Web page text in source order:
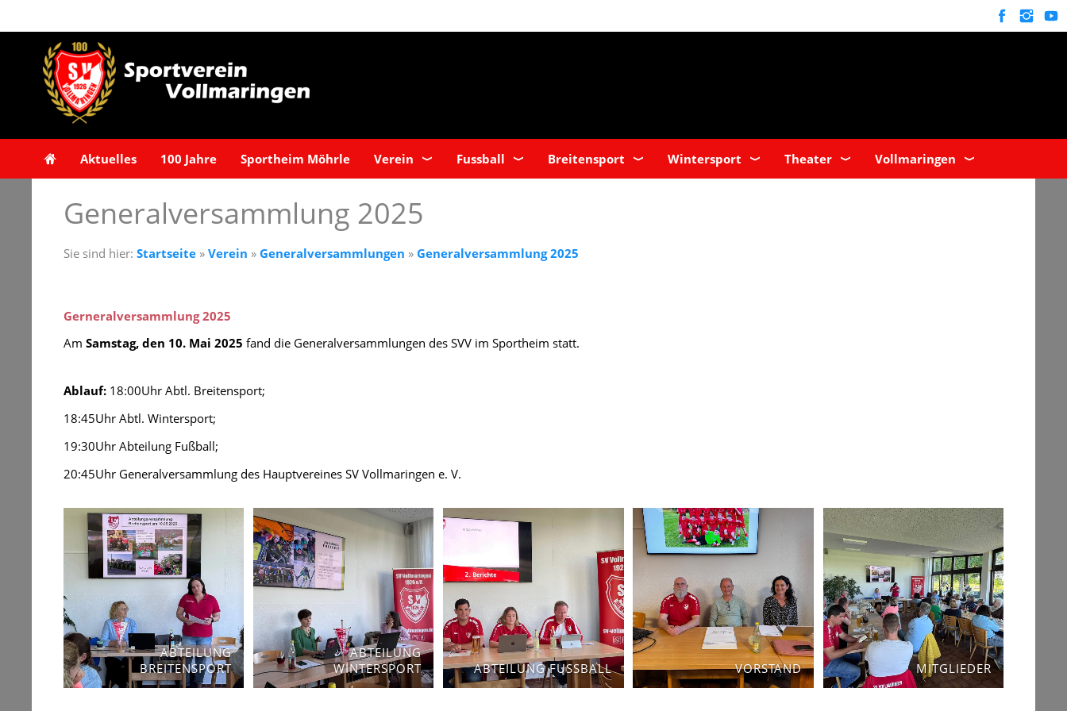
Aktuelles 100 Jahre Sportheim Möhrle Verein Fussball Breitensport Wintersport Theater Vollmaringen
Generalversammlung 2025
Sie sind hier: Startseite » Verein » Generalversammlungen » Generalversammlung 2025
Gerneralversammlung 2025
Am Samstag, den 10. Mai 2025 fand die Generalversammlungen des SVV im Sportheim statt.
Ablauf: 18:00Uhr Abtl. Breitensport;
18:45Uhr Abtl. Wintersport;
19:30Uhr Abteilung Fußball;
20:45Uhr Generalversammlung des Hauptvereines SV Vollmaringen e. V.
ABTEILUNG
BREITENSPORT
ABTEILUNG
WINTERSPORT
ABTEILUNG FUSSBALL VORSTAND MITGLIEDER